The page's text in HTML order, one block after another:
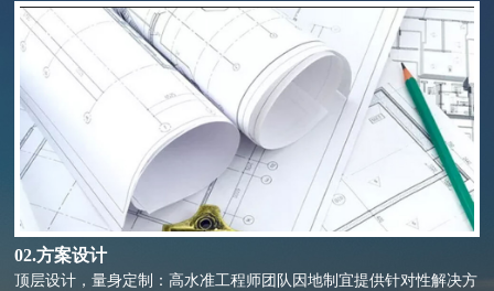
02.方案设计
顶层设计，量身定制：高水准工程师团队因地制宜提供针对性解决方